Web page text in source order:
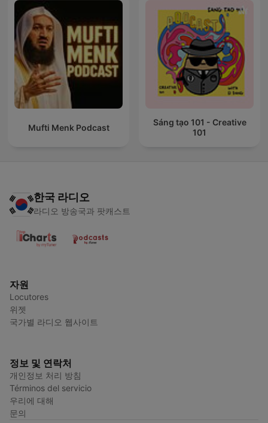
Mufti Menk Podcast
Sáng tạo 101 - Creative
101
한국 라디오
라디오 방송국과 팟캐스트
자원
Locutores
위젯
국가별 라디오 웹사이트
정보 및 연락처
개인정보 처리 방침
Términos del servicio
우리에 대해
문의